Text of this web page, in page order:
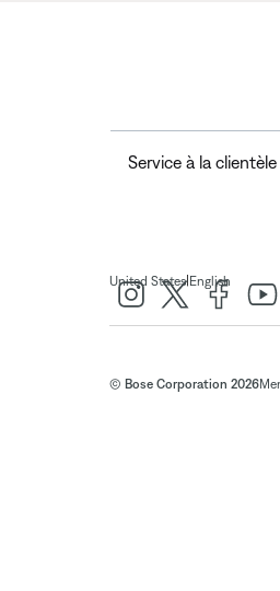
Service à la clientèle
United States| English
© Bose Corporation 2026